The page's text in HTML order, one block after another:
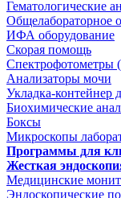
Гематологические
Общелабораторное
ИФА оборудование
Скорая помощь
Спектрофотометры
Анализаторы мочи
Укладка-контейнер
Биохимические
Боксы
Микроскопы
Программы для
Жесткая
Медицинские
Эндоскопические